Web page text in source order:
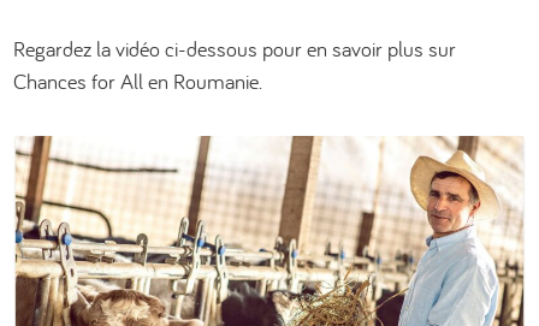
Regardez la vidéo ci-dessous pour en savoir plus sur
Chances for All en Roumanie.